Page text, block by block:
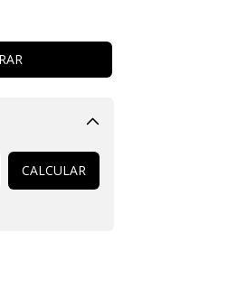
Alterar CEP
CALCULAR